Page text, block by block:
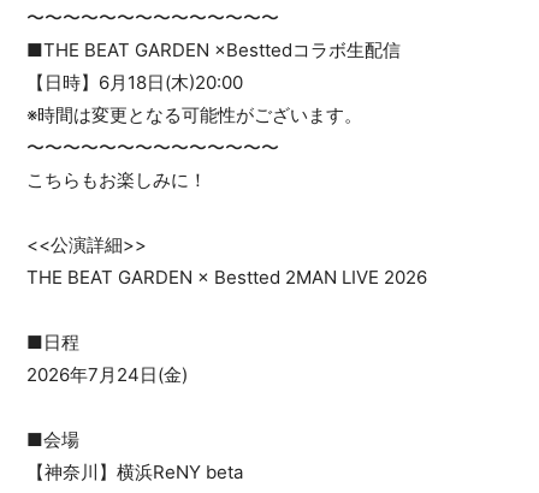
〜〜〜〜〜〜〜〜〜〜〜〜〜〜
■THE BEAT GARDEN ×Besttedコラボ生配信
【日時】6月18日(木)20:00
※時間は変更となる可能性がございます。
〜〜〜〜〜〜〜〜〜〜〜〜〜〜
こちらもお楽しみに！
<<公演詳細>>
THE BEAT GARDEN × Bestted 2MAN LIVE 2026
■日程
2026年7月24日(金)
■会場
【神奈川】横浜ReNY beta